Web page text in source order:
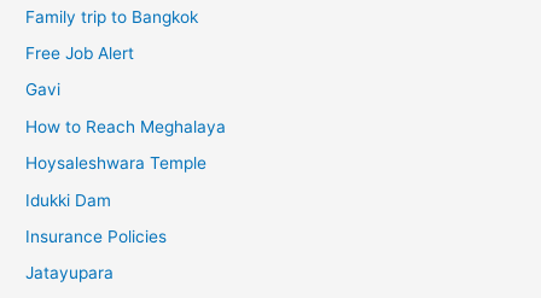
Family trip to Bangkok
Free Job Alert
Gavi
How to Reach Meghalaya
Hoysaleshwara Temple
Idukki Dam
Insurance Policies
Jatayupara